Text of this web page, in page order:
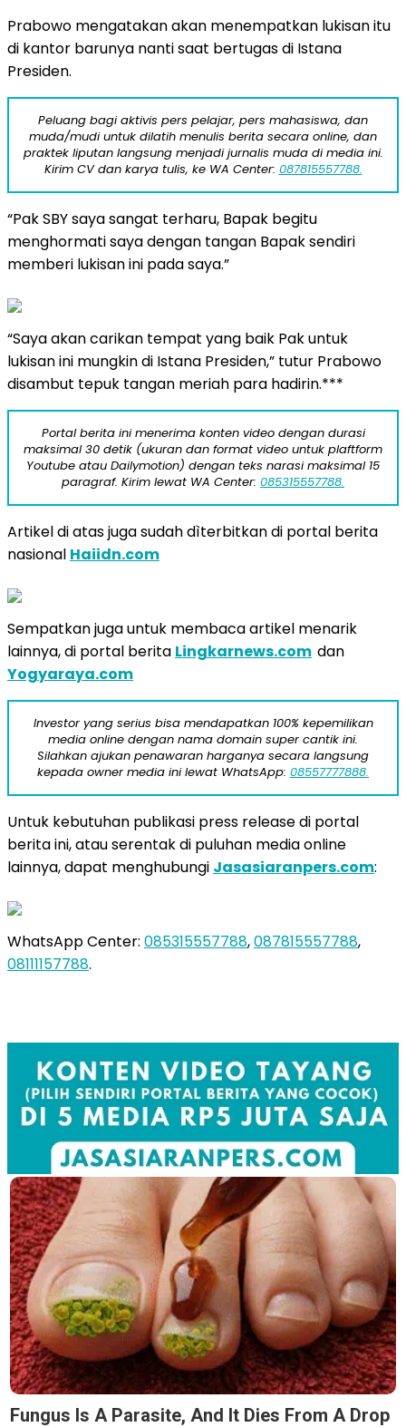
Prabowo mengatakan akan menempatkan lukisan itu
di kantor barunya nanti saat bertugas di Istana
Presiden.
Peluang bagi aktivis pers pelajar, pers mahasiswa, dan
muda/mudi untuk dilatih menulis berita secara online, dan
praktek liputan langsung menjadi jurnalis muda di media ini.
Kirim CV dan karya tulis, ke WA Center: 087815557788.
“Pak SBY saya sangat terharu, Bapak begitu
menghormati saya dengan tangan Bapak sendiri
memberi lukisan ini pada saya.”
“Saya akan carikan tempat yang baik Pak untuk
lukisan ini mungkin di Istana Presiden,” tutur Prabowo
disambut tepuk tangan meriah para hadirin.***
Portal berita ini menerima konten video dengan durasi
maksimal 30 detik (ukuran dan format video untuk plaftform
Youtube atau Dailymotion) dengan teks narasi maksimal 15
paragraf. Kirim lewat WA Center: 085315557788.
Artikel di atas juga sudah dìterbitkan di portal berita
nasional Haiidn.com
Sempatkan juga untuk membaca artikel menarik
lainnya, di portal berita Lingkarnews.com dan
Yogyaraya.com
Investor yang serius bisa mendapatkan 100% kepemilikan
media online dengan nama domain super cantik ini.
Silahkan ajukan penawaran harganya secara langsung
kepada owner media ini lewat WhatsApp: 08557777888.
Untuk kebutuhan publikasi press release di portal
berita ini, atau serentak di puluhan media online
lainnya, dapat menghubungi Jasasiaranpers.com:
WhatsApp Center: 085315557788,087815557788,
08111157788.
Fungus Is A Parasite, And It Dies From A Drop